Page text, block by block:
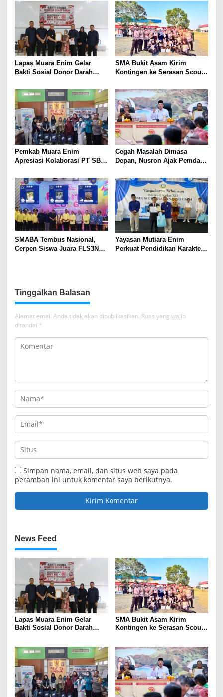
Lapas Muara Enim Gelar
Bakti Sosial Donor Darah
HUT ke-81 Republik Indonesia
SMA Bukit Asam Kirim
Kontingen ke Serasan Scout
Karakter dan Kepemimpinan
Siswa
Pemkab Muara Enim
Apresiasi Kolaborasi PT SBS
Warga Sekitar Tambang
Cegah Masalah Dimasa
Depan, Nusron Ajak Pemda
Rumah Ibadah di NTT
SMABA Tembus Nasional,
Cerpen Siswa Juara FLS3N
Yayasan Mutiara Enim
Perkuat Pendidikan Karakter,
Tinggalkan Balasan
Alamat email Anda tidak akan dipublikasikan. Ruas yang wajib
ditandai *
Simpan nama, email, dan situs web saya pada
peramban ini untuk komentar saya berikutnya.
News Feed
Lapas Muara Enim Gelar
Bakti Sosial Donor Darah
SMA Bukit Asam Kirim
Kontingen ke Serasan Scout
Siswa